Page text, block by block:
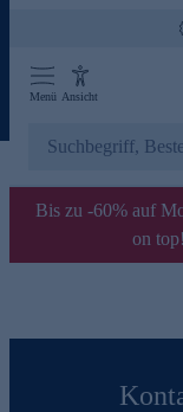
Menü Ansicht
Bis zu -60% auf
on top!